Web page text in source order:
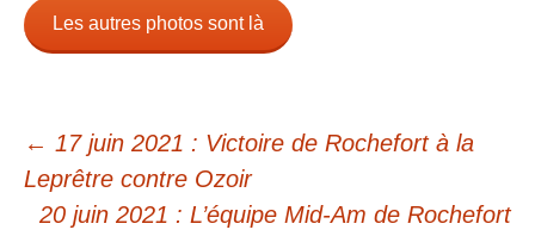
Les autres photos sont là
← 17 juin 2021 : Victoire de Rochefort à la
Leprêtre contre Ozoir
20 juin 2021 : L’équipe Mid-Am de Rochefort